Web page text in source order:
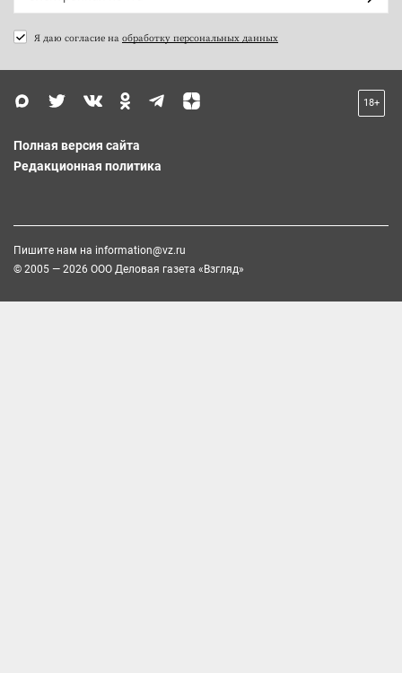
Я даю согласие на обработку персональных данных
18+
Полная версия сайта
Редакционная политика
Пишите нам на information@vz.ru
© 2005 — 2026 ООО Деловая газета «Взгляд»